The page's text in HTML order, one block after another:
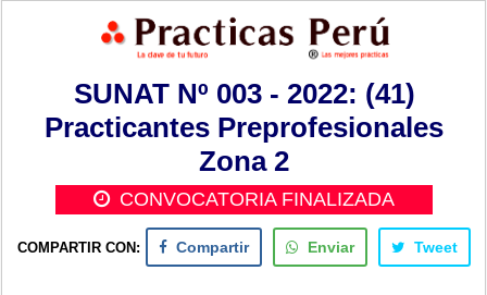
SUNAT Nº 003 - 2022: (41)
Practicantes Preprofesionales
Zona 2
CONVOCATORIA FINALIZADA
COMPARTIR CON: Compartir Enviar Tweet